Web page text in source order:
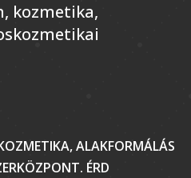
kozmetika,
ALAKFORMÁLÁS
ÉRD